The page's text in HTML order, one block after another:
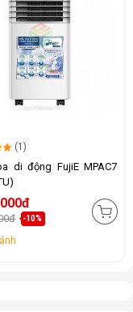
(1)
di động FujiE MPAC7
-10%